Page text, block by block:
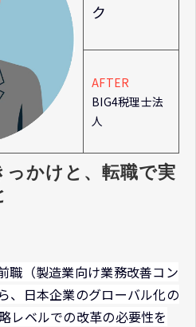
ク
AFTER
BIG4税理士法
人
かけと、転職で実
職（製造業向け業務改善コン
、日本企業のグローバル化の
レベルでの改革の必要性を